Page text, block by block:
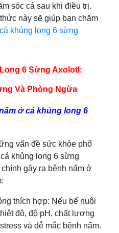
sóc cá sau khi điều trị.
này sẽ giúp bạn chăm
cá khủng long 6 sừng
6 Sừng Axolotl:
Và Phòng Ngừa
ở cá khủng long 6
vấn đề sức khỏe phổ
khủng long 6 sừng
gây ra bệnh nấm ở
thích hợp: Nếu bể nuôi
độ, độ pH, chất lượng
và dễ mắc bệnh nấm.